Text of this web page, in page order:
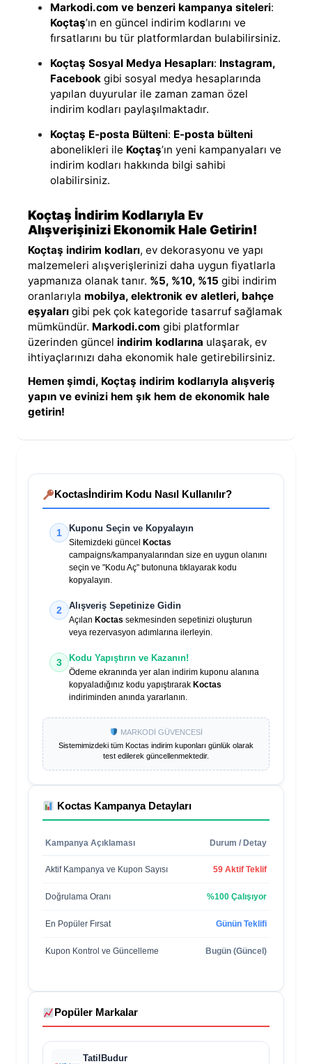
Markodi.com ve benzeri kampanya siteleri:
Koçtaş’ın en güncel indirim kodlarını ve
fırsatlarını bu tür platformlardan bulabilirsiniz.
Koçtaş Sosyal Medya Hesapları: Instagram,
Facebook gibi sosyal medya hesaplarında
yapılan duyurular ile zaman zaman özel
indirim kodları paylaşılmaktadır.
Koçtaş E-posta Bülteni: E-posta bülteni
abonelikleri ile Koçtaş’ın yeni kampanyaları ve
indirim kodları hakkında bilgi sahibi
olabilirsiniz.
Koçtaş İndirim Kodlarıyla Ev
Alışverişinizi Ekonomik Hale Getirin!
Koçtaş indirim kodları, ev dekorasyonu ve yapı
malzemeleri alışverişlerinizi daha uygun fiyatlarla
yapmanıza olanak tanır. %5, %10, %15 gibi indirim
oranlarıyla mobilya, elektronik ev aletleri, bahçe
eşyaları gibi pek çok kategoride tasarruf sağlamak
mümkündür. Markodi.com gibi platformlar
üzerinden güncel indirim kodlarına ulaşarak, ev
ihtiyaçlarınızı daha ekonomik hale getirebilirsiniz.
Hemen şimdi, Koçtaş indirim kodlarıyla alışveriş
yapın ve evinizi hem şık hem de ekonomik hale
getirin!
Koctasİndirim Kodu Nasıl Kullanılır?
1 Kuponu Seçin ve Kopyalayın
Sitemizdeki güncel
Koctas
campaigns/kampanyalarından size en uygun olanını
seçin ve "Kodu Aç" butonuna tıklayarak kodu
kopyalayın.
2 Alışveriş Sepetinize Gidin
Açılan Koctas sekmesinden sepetinizi oluşturun
veya rezervasyon adımlarına ilerleyin.
3 Kodu Yapıştırın ve Kazanın!
Ödeme ekranında yer alan indirim kuponu alanına
kopyaladığınız kodu yapıştırarak Koctas
indiriminden anında yararlanın.
MARKODİ GÜVENCESİ
Sistemimizdeki tüm Koctas indirim kuponları günlük olarak
test edilerek güncellenmektedir.
Koctas Kampanya Detayları
Kampanya Açıklaması Durum / Detay
Aktif Kampanya ve Kupon Sayısı 59 Aktif Teklif
Doğrulama Oranı %100 Çalışıyor
En Popüler Fırsat Günün Teklifi
Kupon Kontrol ve Güncelleme Bugün (Güncel)
Popüler Markalar
TatilBudur